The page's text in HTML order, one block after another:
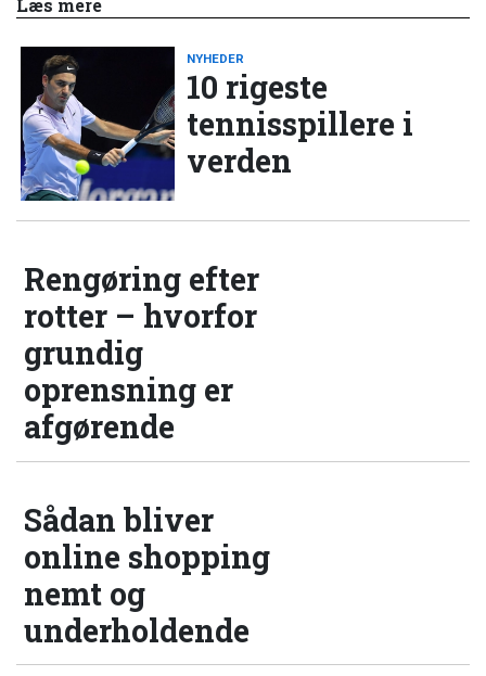
Læs mere
NYHEDER
10 rigeste
tennisspillere i
verden
Rengøring efter
rotter – hvorfor
grundig
oprensning er
afgørende
Sådan bliver
online shopping
nemt og
underholdende